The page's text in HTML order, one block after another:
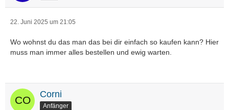
22. Juni 2025 um 21:05
Wo wohnst du das man das bei dir einfach so kaufen kann? Hier
muss man immer alles bestellen und ewig warten.
Corni
Anfänger